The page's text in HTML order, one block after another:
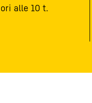
alle 10 t.